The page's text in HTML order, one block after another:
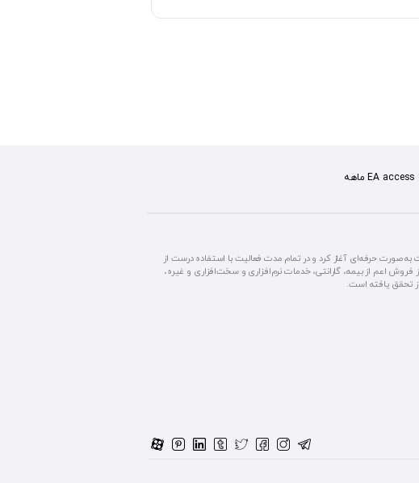
حرفه‌ای آغاز کرد و در تمام مدت فعالیت با استفاده درست از
اعم از بیمه، گارانتی، خدمات نرم‌افزاری و سخت‌افزاری و غیره،
تحقق یافته است.